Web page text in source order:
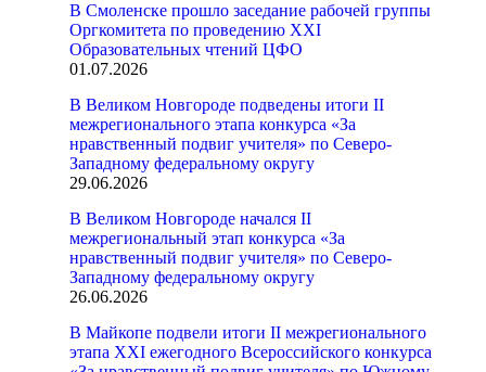
В Смоленске прошло заседание рабочей группы
Оргкомитета по проведению XXI
Образовательных чтений ЦФО
01.07.2026
В Великом Новгороде подведены итоги II
межрегионального этапа конкурса «За
нравственный подвиг учителя» по Северо-
Западному федеральному округу
29.06.2026
В Великом Новгороде начался II
межрегиональный этап конкурса «За
нравственный подвиг учителя» по Северо-
Западному федеральному округу
26.06.2026
В Майкопе подвели итоги II межрегионального
этапа XXI ежегодного Всероссийского конкурса